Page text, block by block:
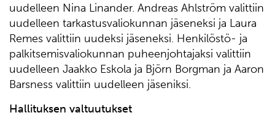
uudelleen Nina Linander. Andreas Ahlström valittiin
uudelleen tarkastusvaliokunnan jäseneksi ja Laura
Remes valittiin uudeksi jäseneksi. Henkilöstö- ja
palkitsemisvaliokunnan puheenjohtajaksi valittiin
uudelleen Jaakko Eskola ja Björn Borgman ja Aaron
Barsness valittiin uudelleen jäseniksi.
Hallituksen valtuutukset